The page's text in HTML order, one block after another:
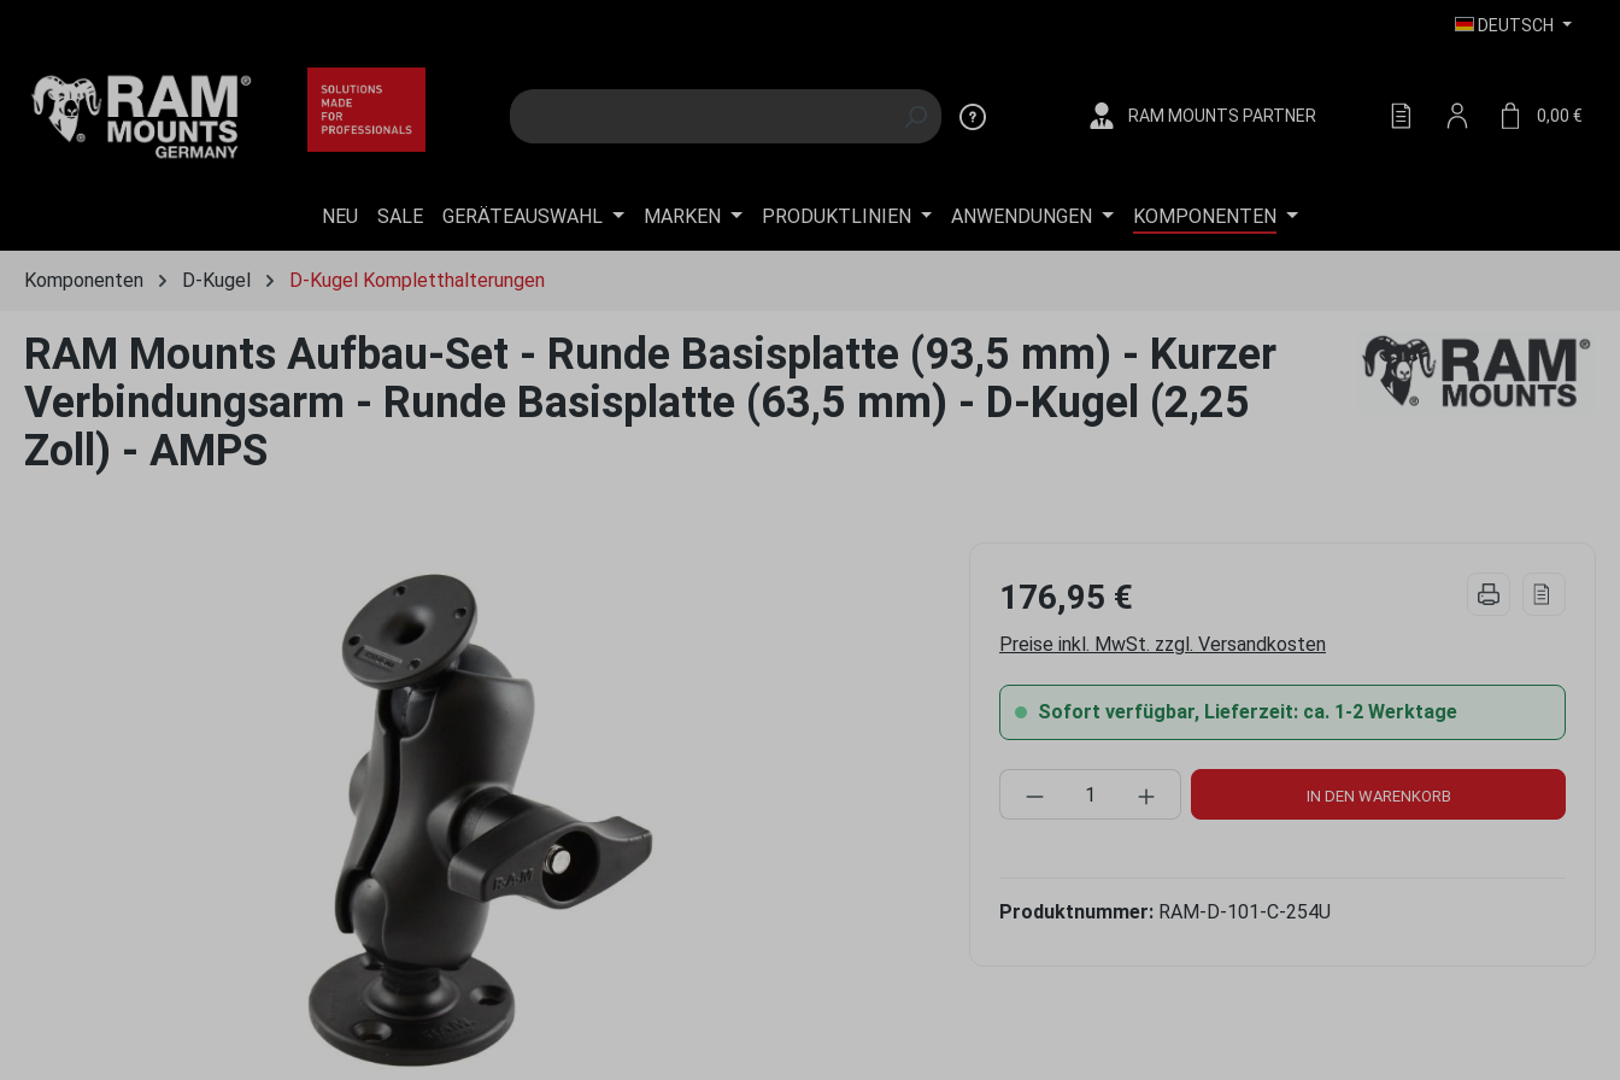
DEUTSCH
RAM MOUNTS PARTNER DU HAST 0 PRODUKTE
0,00 €
NEU SALE GERÄTEAUSWAHL MARKEN PRODUKTLINIEN ANWENDUNGEN KOMPONENTEN
Komponenten D-Kugel D-Kugel Kompletthalterungen
RAM Mounts Aufbau-Set - Runde Basisplatte (93,5 mm) - Kurzer
Verbindungsarm - Runde Basisplatte (63,5 mm) - D-Kugel (2,25
Zoll) - AMPS
176,95 €
Preise inkl. MwSt. zzgl. Versandkosten
Sofort verfügbar, Lieferzeit: ca. 1-2 Werktage
Produkt Anzahl: Gib den gewünschten Wert
IN DEN WARENKORB
Produktnummer: RAM-D-101-C-254U